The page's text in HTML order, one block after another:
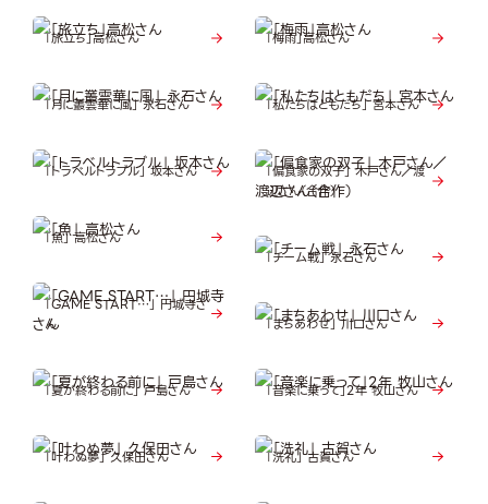
「旅立ち」高松さん 「梅雨」高松さん
「月に叢雲華に風」 永石さん 「私たちはともだち」 宮本さん
「トラベルトラブル」 坂本さん
「偏食家の双子」 木戸さん／渡
辺さん（合作）
「魚」 高松さん
「チーム戦」 永石さん
「GAME START…」 円城寺さ
ん
「まちあわせ」 川口さん
「夏が終わる前に」 戸島さん 「音楽に乗って」2年 牧山さん
「叶わぬ夢」 久保田さん 「洗礼」 古賀さん